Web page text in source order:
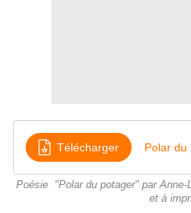
Télécharger Polar du
Poésie "Polar du potager" par Anne-
et à